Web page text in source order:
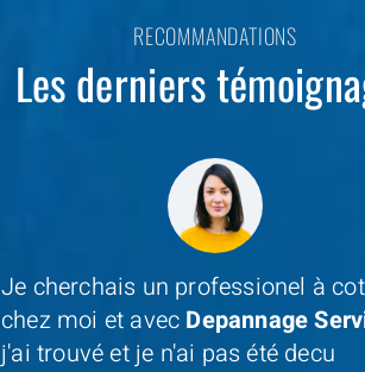
RECOMMANDATIONS
Les derniers
Je cherchais un professionel à
chez moi et avec Depannage
j'ai trouvé et je n'ai pas été decu